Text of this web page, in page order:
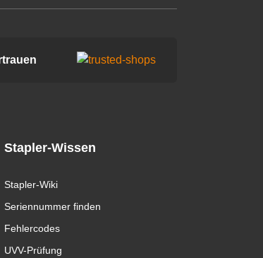
Stapler-Wissen
Stapler-Wiki
Seriennummer finden
Fehlercodes
UVV-Prüfung